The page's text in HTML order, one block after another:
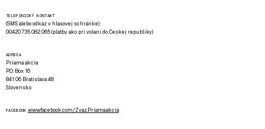
TELEFONICKÝ KONTAKT
(SMS alebo odkaz v hlasovej schránke):
00420 735 082 065 (platby ako pri volaní do Českej republiky)
ADRESA
Priama akcia
P.O. Box 16
841 06 Bratislava 48
Slovensko
FACEBOOK www.facebook.com/Zvaz.Priama.akcia